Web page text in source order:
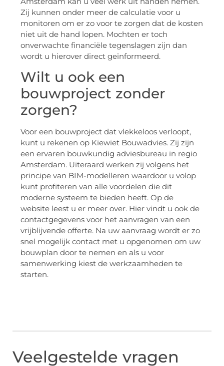
Zij kunnen onder meer de calculatie voor u
monitoren om er zo voor te zorgen dat de kosten
niet uit de hand lopen. Mochten er toch
onverwachte financiële tegenslagen zijn dan
wordt u hierover direct geïnformeerd.
Wilt u ook een
bouwproject zonder
zorgen?
Voor een bouwproject dat vlekkeloos verloopt,
kunt u rekenen op Kiewiet Bouwadvies. Zij zijn
een ervaren bouwkundig adviesbureau in regio
Amsterdam. Uiteraard werken zij volgens het
principe van BIM-modelleren waardoor u volop
kunt profiteren van alle voordelen die dit
moderne systeem te bieden heeft. Op de
website leest u er meer over. Hier vindt u ook de
contactgegevens voor het aanvragen van een
vrijblijvende offerte. Na uw aanvraag wordt er zo
snel mogelijk contact met u opgenomen om uw
bouwplan door te nemen en als u voor
samenwerking kiest de werkzaamheden te
starten.
Veelgestelde vragen